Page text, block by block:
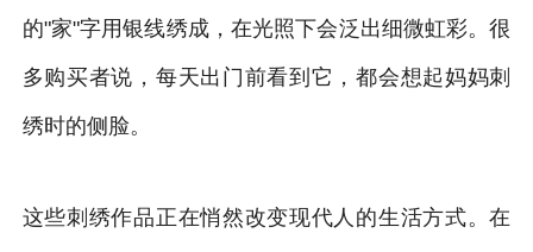
的"家"字用银线绣成，在光照下会泛出细微虹彩。很
多购买者说，每天出门前看到它，都会想起妈妈刺
绣时的侧脸。
这些刺绣作品正在悄然改变现代人的生活方式。在